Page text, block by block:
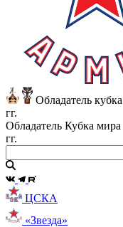
Обладатель
гг.
Обладатель Кубка
гг.
ЦСКА
«Звезда»